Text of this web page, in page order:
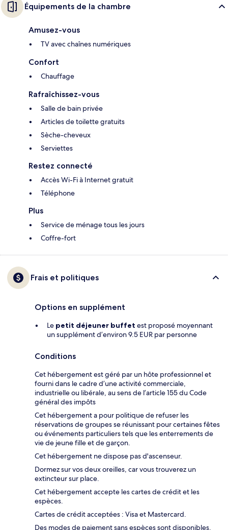
Équipements de la chambre
Amusez-vous
TV avec chaînes numériques
Confort
Chauffage
Rafraîchissez-vous
Salle de bain privée
Articles de toilette gratuits
Sèche-cheveux
Serviettes
Restez connecté
Accès Wi-Fi à Internet gratuit
Téléphone
Plus
Service de ménage tous les jours
Coffre-fort
Frais et politiques
Options en supplément
Le petit déjeuner buffet est proposé moyennant
un supplément d’environ 9.5 EUR par personne
Conditions
Cet hébergement est géré par un hôte professionnel et
fourni dans le cadre d’une activité commerciale,
industrielle ou libérale, au sens de l’article 155 du Code
général des impôts
Cet hébergement a pour politique de refuser les
réservations de groupes se réunissant pour certaines fêtes
ou événements particuliers tels que les enterrements de
vie de jeune fille et de garçon.
Cet hébergement ne dispose pas d'ascenseur.
Dormez sur vos deux oreilles, car vous trouverez un
extincteur sur place.
Cet hébergement accepte les cartes de crédit et les
espèces.
Cartes de crédit acceptées : Visa et Mastercard.
Des modes de paiement sans espèces sont disponibles.